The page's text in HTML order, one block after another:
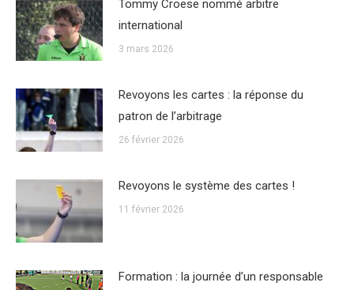
Tommy Croese nommé arbitre
international
3 mars 2026
Revoyons les cartes : la réponse du
patron de l’arbitrage
26 février 2026
Revoyons le système des cartes !
11 février 2026
Formation : la journée d’un responsable